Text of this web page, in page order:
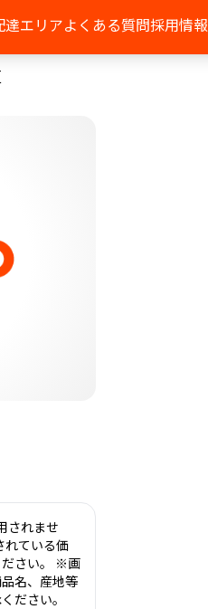
達エリアよくある質問採用情報
されませ
ている価
ださい。 ※画
名、産地等
ださい。